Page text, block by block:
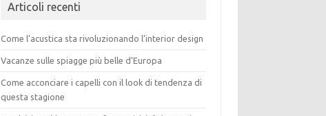
Articoli recenti
Come l’acustica sta rivoluzionando l’interior design
Vacanze sulle spiagge più belle d’Europa
Come acconciare i capelli con il look di tendenza di
questa stagione